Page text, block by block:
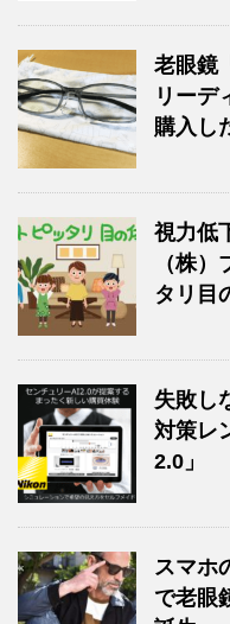
老眼鏡
リーデ
購入し
視力低
（株
タリ目
失敗し
対策レ
2.0」
スマホ
で老眼